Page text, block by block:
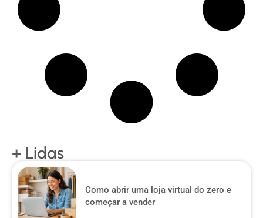
+ Lidas
Como abrir uma loja virtual do zero e
começar a vender